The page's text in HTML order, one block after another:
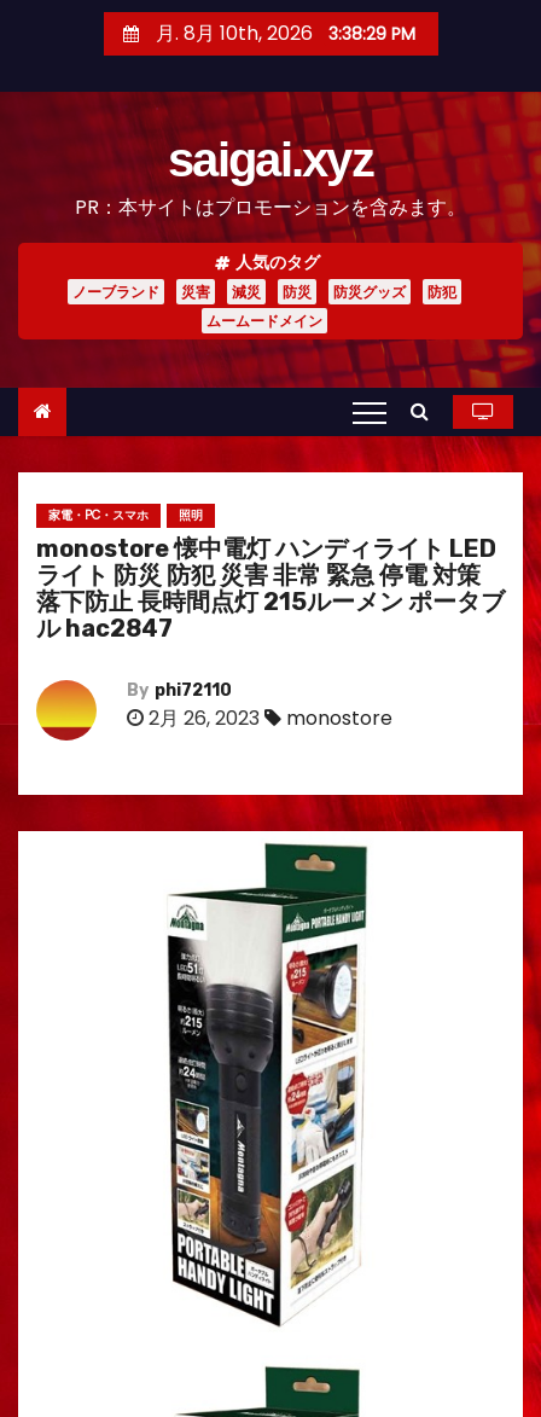
月. 8月 10th, 2026 3:38:30 PM
saigai.xyz
PR：本サイトはプロモーションを含みます。
人気のタグ
ノーブランド 災害 減災 防災 防災グッズ
防犯
ムームードメイン
家電・PC・スマホ 照明
monostore 懐中電灯 ハンディライト LED
ライト 防災 防犯 災害 非常 緊急 停電 対策
落下防止 長時間点灯 215ルーメン ポータブ
ル hac2847
By phi72110
2月 26, 2023 monostore